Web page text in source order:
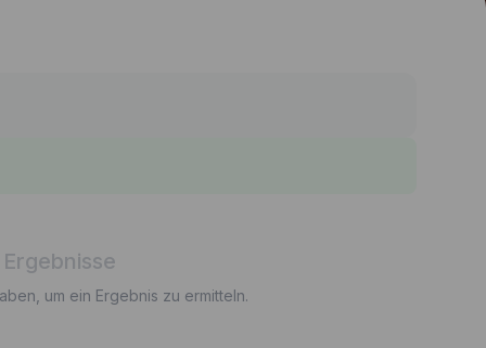
um ein Ergebnis zu ermitteln.